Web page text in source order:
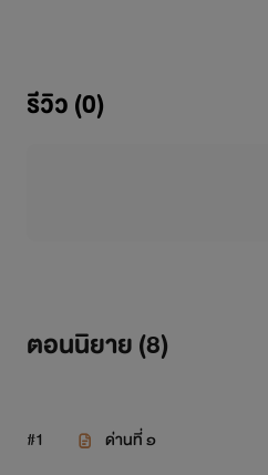
รีวิว (0)
ตอนนิยาย (8)
#1 ด่านที่ ๑